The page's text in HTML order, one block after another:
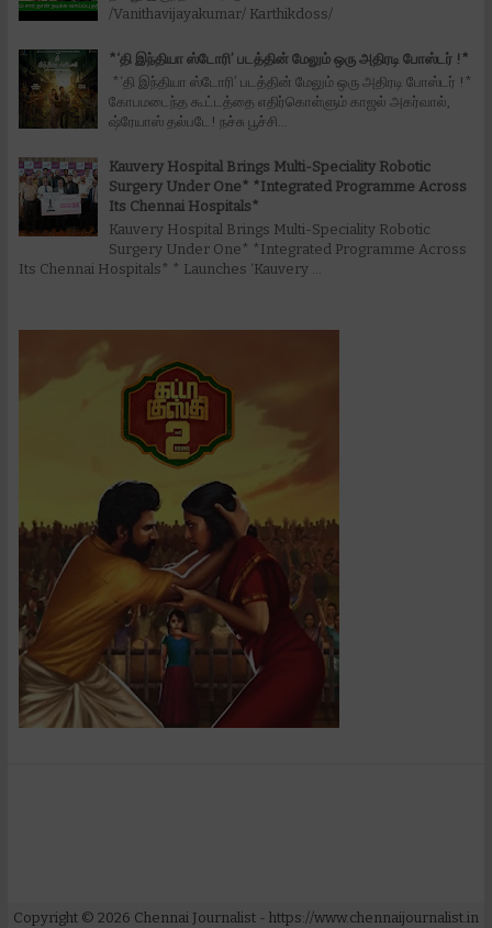
/Vanithavijayakumar/ Karthikdoss/
*‘தி இந்தியா ஸ்டோரி’ படத்தின் மேலும் ஒரு அதிரடி போஸ்டர் !*
*‘தி இந்தியா ஸ்டோரி’ படத்தின் மேலும் ஒரு அதிரடி போஸ்டர் !*
கோபமடைந்த கூட்டத்தை எதிர்கொள்ளும் காஜல் அகர்வால்,
ஷ்ரேயாஸ் தல்படே! நச்சு பூச்சி...
Kauvery Hospital Brings Multi-Speciality Robotic
Surgery Under One* *Integrated Programme Across
Its Chennai Hospitals*
Kauvery Hospital Brings Multi-Speciality Robotic
Surgery Under One* *Integrated Programme Across
Its Chennai Hospitals* * Launches ‘Kauvery ...
Copyright © 2026 Chennai Journalist - https://www.chennaijournalist.in